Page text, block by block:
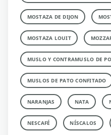
MOSTAZA DE DIJON
MOSTAZA LOUIT
MUSLO Y CONTRAMUSLO DE
MUSLOS DE PATO CONFITADO
NARANJAS NATA
NESCAFÉ NÍSCALOS